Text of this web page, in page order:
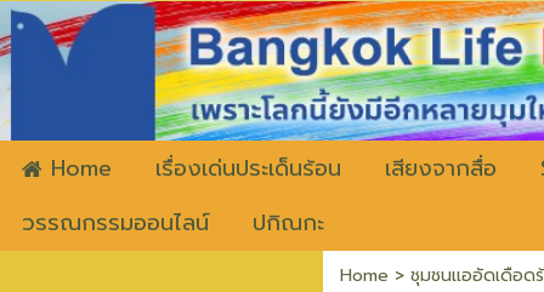
Home เรื่องเด่นประเด็นร้อน เสียงจากสื่อ
วรรณกรรมออนไลน์
ปกิณกะ
Home > ชุมชนแออัดเดือด